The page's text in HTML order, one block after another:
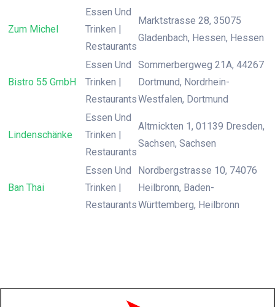
Zum Michel
Essen Und
Trinken |
Restaurants
Marktstrasse 28, 35075
Gladenbach, Hessen, Hessen
Bistro 55 GmbH
Essen Und
Trinken |
Restaurants
Sommerbergweg 21A, 44267
Dortmund, Nordrhein-
Westfalen, Dortmund
Lindenschänke
Essen Und
Trinken |
Restaurants
Altmickten 1, 01139 Dresden,
Sachsen, Sachsen
Ban Thai
Essen Und
Trinken |
Restaurants
Nordbergstrasse 10, 74076
Heilbronn, Baden-
Württemberg, Heilbronn